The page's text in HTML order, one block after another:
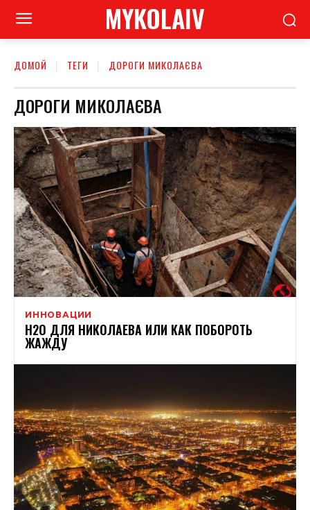
MYKOLAIV
ДОМОЙ ТЕГИ ДОРОГИ МИКОЛАЄВА
ДОРОГИ МИКОЛАЄВА
ИННОВАЦИИ
Н2О ДЛЯ НИКОЛАЕВА ИЛИ КАК ПОБОРОТЬ
ЖАЖДУ